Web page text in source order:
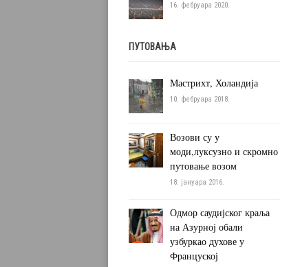
16. фебруара 2020.
ПУТОВАЊА
Мастрихт, Холандија
10. фебруара 2018.
Возови су у
моди,луксузно и скромно
путовање возом
18. јануара 2016.
Одмор саудијског краља
на Азурној обали
узбуркао духове у
Француској